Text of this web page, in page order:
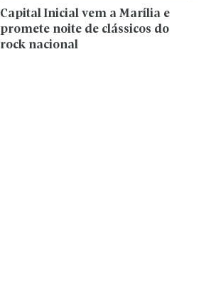
Capital Inicial vem a Marília e
promete noite de clássicos do
rock nacional